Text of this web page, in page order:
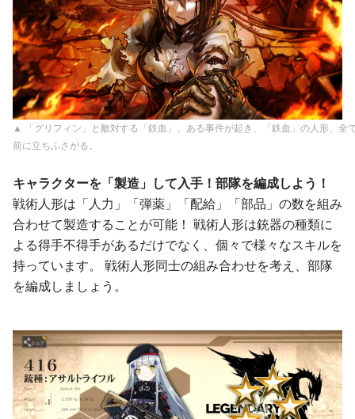
▲ 「グリフィン」と敵対する「鉄血」。ある事件が起き、「鉄血」の人形、全
前に立ちふさがる。
キャラクターを「製造」して入手！部隊を編成しよう！
戦術人形は「人力」「弾薬」「配給」「部品」の数を組み
合わせて製造することが可能！ 戦術人形は銃器の種類に
よる得手不得手があるだけでなく、個々で様々なスキルを
持っています。 戦術人形同士の組み合わせを考え、部隊
を編成しましょう。